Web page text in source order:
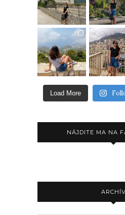
Load More
NÁJDITE MA NA
ARCHÍV